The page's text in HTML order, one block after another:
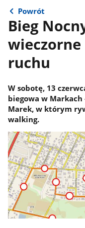
Powrót
Bieg
ruchu
W sobotę, 13
biegowa w
Marek, w którym
walking.